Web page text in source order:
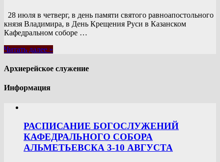
28 июля в четверг, в день памяти святого равноапостольного
князя Владимира, в День Крещения Руси в Казанском
Кафедральном соборе …
Читать далее »
Архиерейское служение
Информация
РАСПИСАНИЕ БОГОСЛУЖЕНИЙ
КАФЕДРАЛЬНОГО СОБОРА
АЛЬМЕТЬЕВСКА 3-10 АВГУСТА